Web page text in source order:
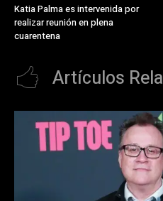
Katia Palma es intervenida por
realizar reunión en plena
cuarentena
Artículos